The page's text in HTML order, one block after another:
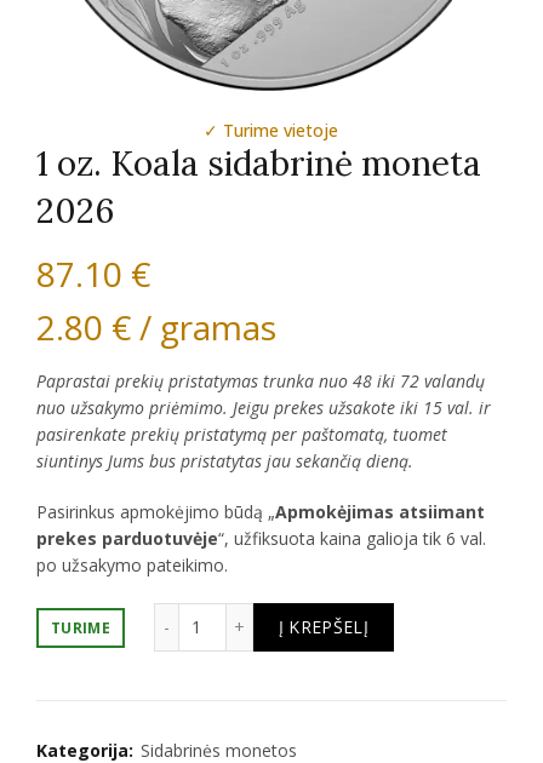
✓ Turime vietoje
1 oz. Koala sidabrinė moneta
2026
87.10 €
2.80 €/ gramas
Paprastai prekių pristatymas trunka nuo 48 iki 72 valandų
nuo užsakymo priėmimo. Jeigu prekes užsakote iki 15 val. ir
pasirenkate prekių pristatymą per paštomatą, tuomet
siuntinys Jums bus pristatytas jau sekančią dieną.
Pasirinkus apmokėjimo būdą „Apmokėjimas atsiimant
prekes parduotuvėje“, užfiksuota kaina galioja tik 6 val.
po užsakymo pateikimo.
TURIME
produkto kiekis: 1 oz. Koala sidabrinė
Į KREPŠELĮ
Kategorija: Sidabrinės monetos